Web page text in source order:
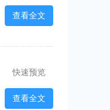
查看全文
快速预览
查看全文